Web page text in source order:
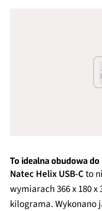
To idealna obudowa
Natec Helix USB-Cto
wymiarach 366 x 180
kilograma. Wykonano